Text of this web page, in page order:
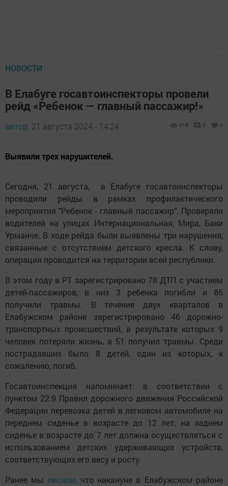
НОВОСТИ
В Елабуге госавтоинспекторы провели
рейд «Ребенок — главный пассажир!»
автор, 21 августа 2024 - 14:24 616 0 0
Выявили трех нарушителей.
Сегодня, 21 августа, в Елабуге госавтоинспекторы
проводили рейды в рамках профилактического
мероприятия "Ребенок - главный пассажир". Проверяли
водителей на улицах Интернациональная, Мира, Баки
Урманче. В ходе рейда были выявлены три нарушения,
связанные с отсутствием детского кресла. К слову,
операция проводится на территории всей республики.
В этом году в РТ зарегистрировано 78 ДТП с участием
детей-пассажиров, в них 3 ребенка погибли и 86
получили травмы. В течение двух кварталов в
Елабужском районе зарегистрировано 46 дорожно-
транспортных происшествий, в результате которых 9
человек потеряли жизнь, а 51 получил травмы. Среди
пострадавших было 8 детей, один из которых, к
сожалению, погиб.
Госавтоинспекция напоминает: в соответствии с
пунктом 22.9 Правил дорожного движения Российской
Федерации перевозка детей в легковом автомобиле на
переднем сиденье в возрасте до 12 лет, на заднем
сиденье в возрасте до 7 лет должна осуществляться с
использованием детских удерживающих устройств,
соответствующих его весу и росту.
Ранее мы писали, что накануне в Елабужском районе